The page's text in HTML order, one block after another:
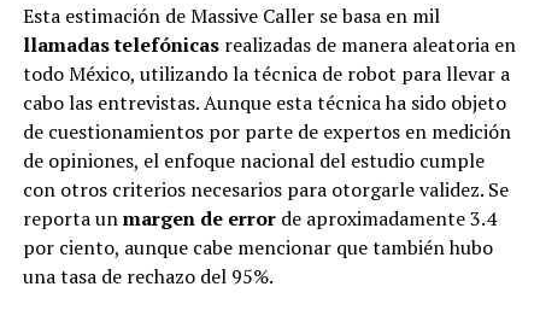
Esta estimación de Massive Caller se basa en mil
llamadas telefónicas realizadas de manera aleatoria en
todo México, utilizando la técnica de robot para llevar a
cabo las entrevistas. Aunque esta técnica ha sido objeto
de cuestionamientos por parte de expertos en medición
de opiniones, el enfoque nacional del estudio cumple
con otros criterios necesarios para otorgarle validez. Se
reporta unmargen de errorde aproximadamente 3.4
por ciento, aunque cabe mencionar que también hubo
una tasa de rechazo del 95%.